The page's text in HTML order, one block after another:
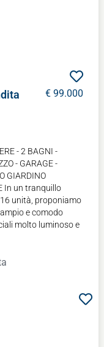
€ 99.000
- 2 BAGNI -
- GARAGE -
GIARDINO
In un tranquillo
unità, proponiamo
e comodo
molto luminoso e